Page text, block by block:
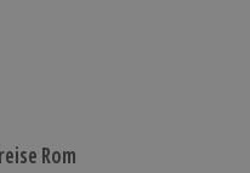
Rom